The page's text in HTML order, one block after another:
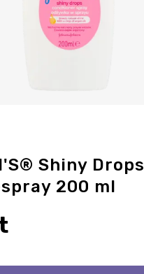
Shiny Drops
200 ml